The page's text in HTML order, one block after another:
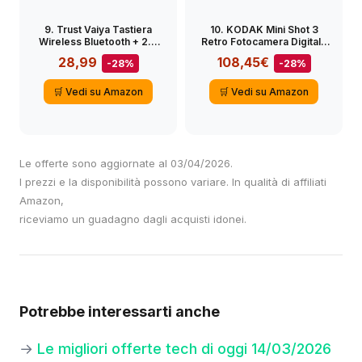
9. Trust Vaiya Tastiera
Wireless Bluetooth + 2.4
GHz Layout Italiano
QWERTY, Tastiera Senza
Filo con Tastierino
Numerico, Batteria
Ricaricabile, 55% Plastica
28,99 -28%
🛒 Vedi su Amazon
10. KODAK Mini Shot 3
Retro Fotocamera Digitale
Istantanea & Stampante
Fotografica 2-in-1 7,6 x 7,6
cm, 38 Fogli, Fotocamera
108,45€ -28%
🛒 Vedi su Amazon
Le offerte sono aggiornate al 03/04/2026.
I prezzi e la disponibilità possono variare. In qualità di affiliati
Amazon,
riceviamo un guadagno dagli acquisti idonei.
Potrebbe interessarti anche
→ Le migliori offerte tech di oggi 14/03/2026